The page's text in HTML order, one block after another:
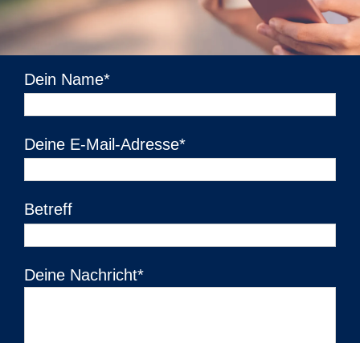
Dein Name*
Deine E-Mail-Adresse*
Betreff
Deine Nachricht*